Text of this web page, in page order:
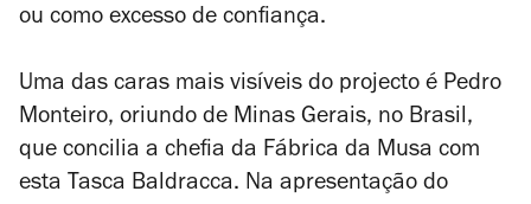
ou como excesso de confiança.
Uma das caras mais visíveis do projecto é Pedro
Monteiro, oriundo de Minas Gerais, no Brasil,
que concilia a chefia da Fábrica da Musa com
esta Tasca Baldracca. Na apresentação do